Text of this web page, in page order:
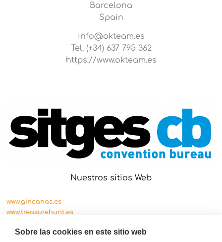
Barcelona
Spain
info@okteam.es
Tel. (+34) 637 795 362
https://www.okteam.es
Nuestros sitios Web
www.gincanas.es
www.treasurehunt.es
Sobre las cookies en este sitio web